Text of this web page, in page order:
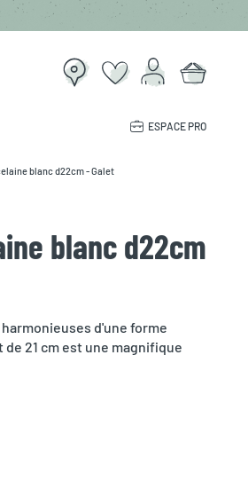
ESPACE PRO
blanc d22cm - Galet
blanc d22cm
d'une forme
21 cm est une magnifique